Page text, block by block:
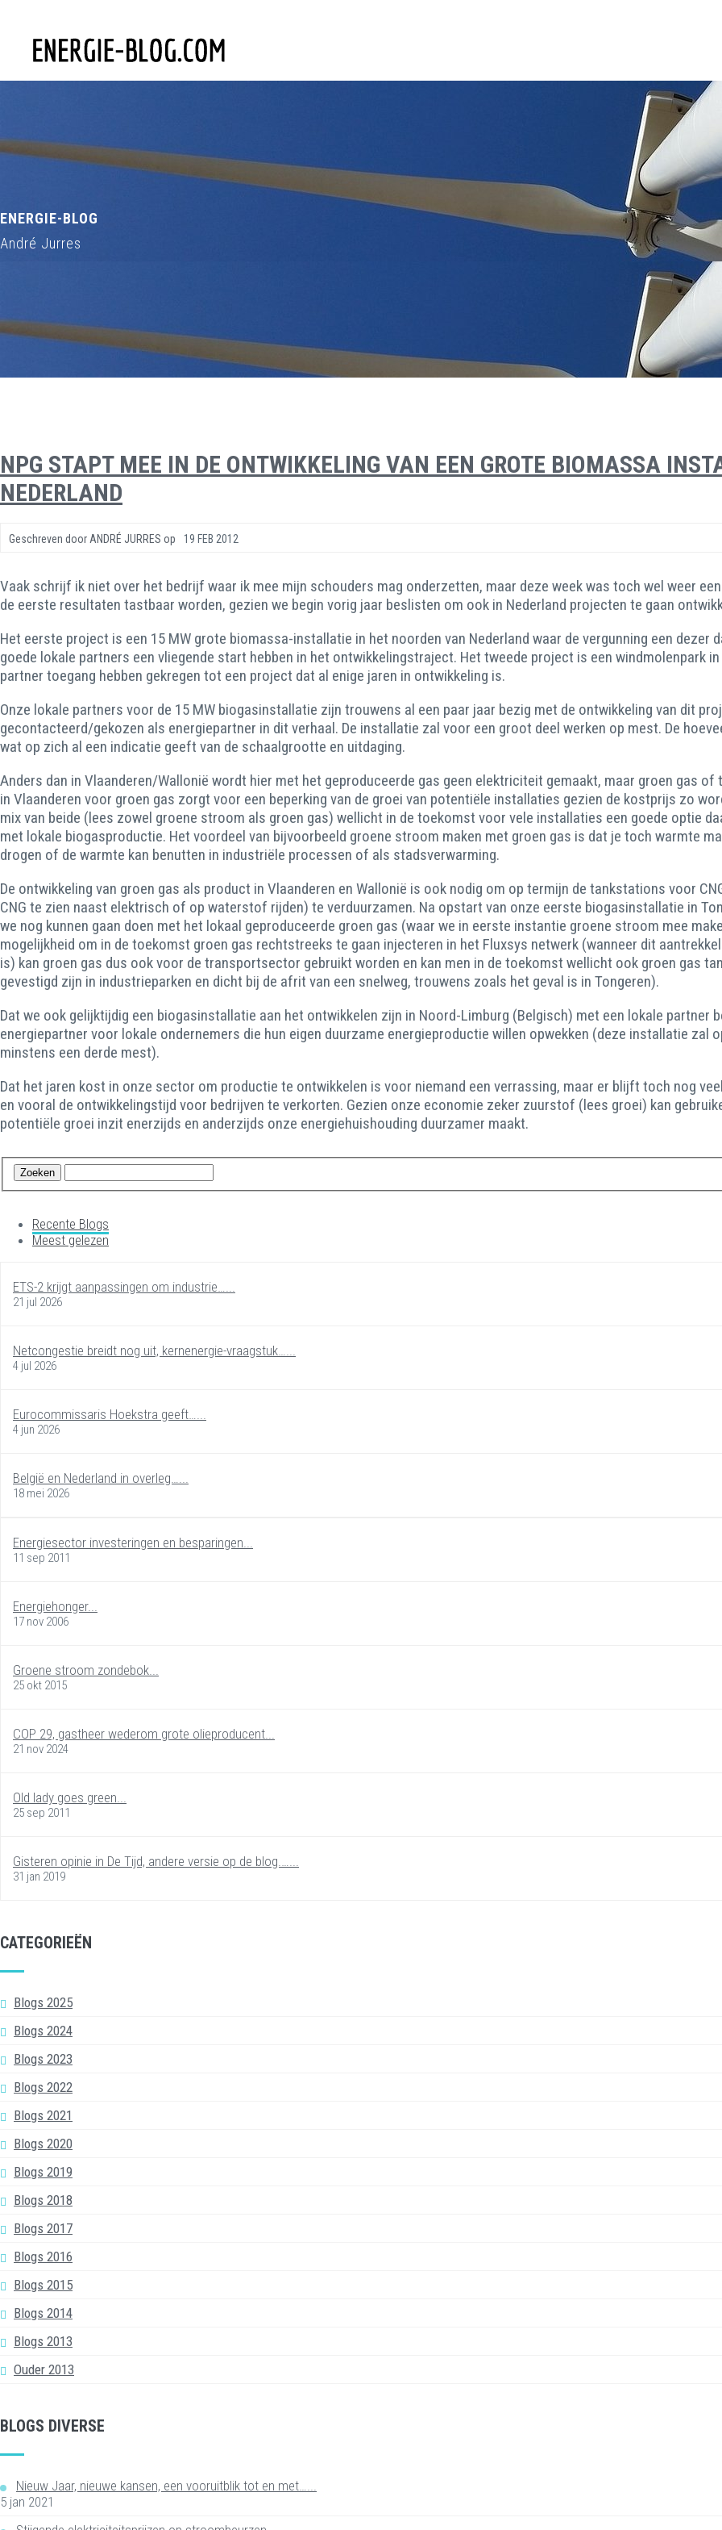
ENERGIE-BLOG
André Jurres
NPG STAPT MEE IN DE ONTWIKKELING VAN EEN GROTE BIOMASSA
NEDERLAND
Geschreven door ANDRÉ JURRES op 19 FEB 2012
Vaak schrijf ik niet over het bedrijf waar ik mee mijn schouders mag onderzetten, maar deze week was toch wel weer
de eerste resultaten tastbaar worden, gezien we begin vorig jaar beslisten om ook in Nederland projecten te gaan
Het eerste project is een 15 MW grote biomassa-installatie in het noorden van Nederland waar de vergunning een dezer
goede lokale partners een vliegende start hebben in het ontwikkelingstraject. Het tweede project is een windmolenpark
partner toegang hebben gekregen tot een project dat al enige jaren in ontwikkeling is.
Onze lokale partners voor de 15 MW biogasinstallatie zijn trouwens al een paar jaar bezig met de ontwikkeling van dit
gecontacteerd/gekozen als energiepartner in dit verhaal. De installatie zal voor een groot deel werken op mest. De
wat op zich al een indicatie geeft van de schaalgrootte en uitdaging.
Anders dan in Vlaanderen/Wallonië wordt hier met het geproduceerde gas geen elektriciteit gemaakt, maar groen gas
in Vlaanderen voor groen gas zorgt voor een beperking van de groei van potentiële installaties gezien de kostprijs zo
mix van beide (lees zowel groene stroom als groen gas) wellicht in de toekomst voor vele installaties een goede optie
met lokale biogasproductie. Het voordeel van bijvoorbeeld groene stroom maken met groen gas is dat je toch warmte
drogen of de warmte kan benutten in industriële processen of als stadsverwarming.
De ontwikkeling van groen gas als product in Vlaanderen en Wallonië is ook nodig om op termijn de tankstations voor
CNG te zien naast elektrisch of op waterstof rijden) te verduurzamen. Na opstart van onze eerste biogasinstallatie in
we nog kunnen gaan doen met het lokaal geproduceerde groen gas (waar we in eerste instantie groene stroom mee
mogelijkheid om in de toekomst groen gas rechtstreeks te gaan injecteren in het Fluxsys netwerk (wanneer dit
is) kan groen gas dus ook voor de transportsector gebruikt worden en kan men in de toekomst wellicht ook groen gas
gevestigd zijn in industrieparken en dicht bij de afrit van een snelweg, trouwens zoals het geval is in Tongeren).
Dat we ook gelijktijdig een biogasinstallatie aan het ontwikkelen zijn in Noord-Limburg (Belgisch) met een lokale partner
energiepartner voor lokale ondernemers die hun eigen duurzame energieproductie willen opwekken (deze installatie
minstens een derde mest).
Dat het jaren kost in onze sector om productie te ontwikkelen is voor niemand een verrassing, maar er blijft toch nog
en vooral de ontwikkelingstijd voor bedrijven te verkorten. Gezien onze economie zeker zuurstof (lees groei) kan
potentiële groei inzit enerzijds en anderzijds onze energiehuishouding duurzamer maakt.
Recente Blogs
Meest gelezen
ETS-2 krijgt aanpassingen om industrie…...
21 jul 2026
Netcongestie breidt nog uit, kernenergie-vraagstuk…...
4 jul 2026
Eurocommissaris Hoekstra geeft…...
4 jun 2026
België en Nederland in overleg…...
18 mei 2026
Energiesector investeringen en besparingen...
11 sep 2011
Energiehonger...
17 nov 2006
Groene stroom zondebok...
25 okt 2015
COP 29, gastheer wederom grote olieproducent...
21 nov 2024
Old lady goes green...
25 sep 2011
Gisteren opinie in De Tijd, andere versie op de blog.…...
31 jan 2019
CATEGORIEËN
Blogs 2025
Blogs 2024
Blogs 2023
Blogs 2022
Blogs 2021
Blogs 2020
Blogs 2019
Blogs 2018
Blogs 2017
Blogs 2016
Blogs 2015
Blogs 2014
Blogs 2013
Ouder 2013
BLOGS DIVERSE
Nieuw Jaar, nieuwe kansen, een vooruitblik tot en met…...
5 jan 2021